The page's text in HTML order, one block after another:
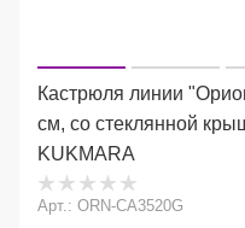
Кастрюля линии
см, со стеклянной
KUKMARA
Арт.: ORN-CA3520G